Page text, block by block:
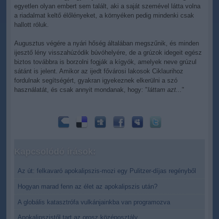
egyetlen olyan embert sem talált, aki a saját szemével látta volna
a riadalmat keltő élőlényeket, a környéken pedig mindenki csak
hallott róluk.
Augusztus végére a nyári hőség általában megszűnik, és minden
ijesztő lény visszahúzódik búvóhelyére, de a grúzok idegeit egész
biztos továbbra is borzolni fogják a kígyók, amelyek neve grúzul
sátánt is jelent. Amikor az ijedt fővárosi lakosok Ciklaurihoz
fordulnak segítségért, gyakran igyekeznek elkerülni a szó
használatát, és csak annyit mondanak, hogy: "láttam azt... "
Kapcsolódó írások:
Az út: felkavaró apokalipszis-mozi egy Pulitzer-díjas regényből
Hogyan marad fenn az élet az apokalipszis után?
A globális katasztrófa vulkánjainkba van programozva
Apokalipszistől tart az orosz középosztály